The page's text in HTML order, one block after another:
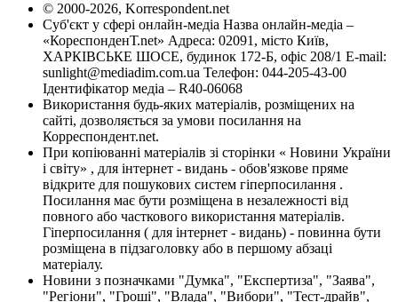
© 2000-2026, Korrespondent.net
Суб'єкт у сфері онлайн-медіа Назва онлайн-медіа –
«КореспонденТ.net» Адреса: 02091, місто Київ,
ХАРКІВСЬКЕ ШОСЕ, будинок 172-Б, офіс 208/1 E-mail:
sunlight@mediadim.com.ua Телефон: 044-205-43-00
Ідентифікатор медіа – R40-06068
Використання будь-яких матеріалів, розміщених на
сайті, дозволяється за умови посилання на
Корреспондент.net.
При копіюванні матеріалів зі сторінки « Новини України
і світу» , для інтернет - видань - обов'язкове пряме
відкрите для пошукових систем гіперпосилання .
Посилання має бути розміщена в незалежності від
повного або часткового використання матеріалів.
Гіперпосилання ( для інтернет - видань) - повинна бути
розміщена в підзаголовку або в першому абзаці
матеріалу.
Новини з позначками "Думка", "Експертиза", "Заява",
"Регіони", "Гроші", "Влада", "Вибори", "Тест-драйв",